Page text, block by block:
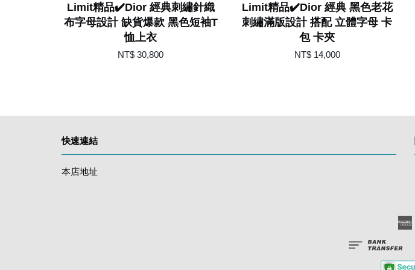
Limit精品✔️Dior 經典刺繡針織
布字母設計 缺貨爆款 黑色短袖T
恤上衣
NT$ 30,800
Limit精品✔️Dior 經典 黑色老花
刺繡滿版設計 搭配 立體字母 卡
包 卡夾
NT$ 14,000
快速連結
本店地址